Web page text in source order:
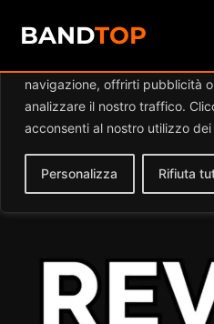
Diamo valore alla tua
navigazione, offrirti pubblicità
analizzare il nostro traffico.
acconsenti al nostro utilizzo dei
Personalizza Rifiuta
BANDTOP
Events at